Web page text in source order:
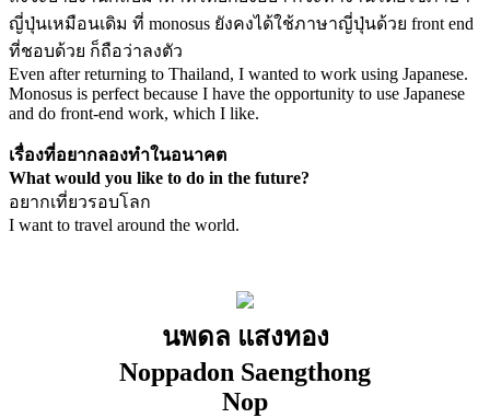
ญี่ปุ่นเหมือนเดิม ที่ monosus ยังคงได้ใช้ภาษาญี่ปุ่นด้วย front end
ที่ชอบด้วย ก็ถือว่าลงตัว
Even after returning to Thailand, I wanted to work using Japanese.
Monosus is perfect because I have the opportunity to use Japanese
and do front-end work, which I like.
เรื่องที่อยากลองทำในอนาคต
What would you like to do in the future?
อยากเที่ยวรอบโลก
I want to travel around the world.
นพดล แสงทอง
Noppadon Saengthong
Nop